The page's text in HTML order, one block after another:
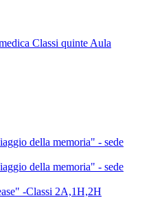
Classi quinte Aula
della memoria" - sede
della memoria" - sede
-Classi 2A,1H,2H